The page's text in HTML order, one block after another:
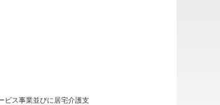
ビス事業並びに居宅介護支